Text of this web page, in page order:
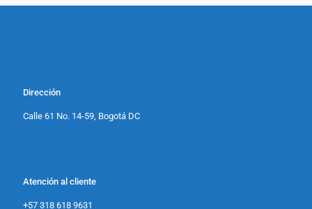
Dirección
Calle 61 No. 14-59, Bogotá DC
Atención al cliente
+57 318 618 9631